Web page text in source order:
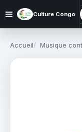
Culture Congo
Accueil Musique